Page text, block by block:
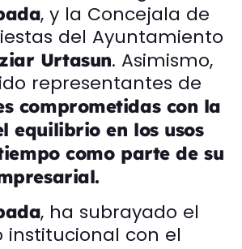
, y la Concejala de
del Ayuntamiento
Urtasun. Asimismo,
representantes de
comprometidas con la
equilibrio en los usos
como parte de su
, ha subrayado el
institucional con el